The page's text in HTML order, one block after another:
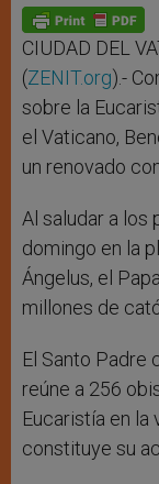
p
p
g
e
r
o
k
CIUDAD DEL
(ZENIT.org).-
sobre la
el Vaticano,
un renovado
Al saludar a los
domingo en la
Ángelus, el
millones de
El Santo Padre
reúne a 256
Eucaristía en la
constituye su